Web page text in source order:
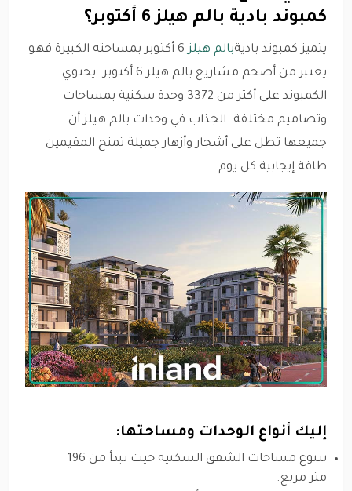
كمبوند بادية بالم هيلز 6 أكتوبر؟
يتميز كمبوند باديةبالم هيلز
6 أكتوبر بمساحته الكبيرة فهو
يعتبر من أضخم مشاريع بالم هيلز 6 أكتوبر. يحتوي
الكمبوند على أكثر من 3372 وحدة سكنية بمساحات
وتصاميم مختلفة. الجذاب في وحدات بالم هيلز أن
جميعها تطل على أشجار وأزهار جميلة تمنح المقيمين
طاقة إيجابية كل يوم.
إليك أنواع الوحدات ومساحتها:
تتنوع مساحات الشقق السكنية حيث تبدأ من 196
متر مربع.